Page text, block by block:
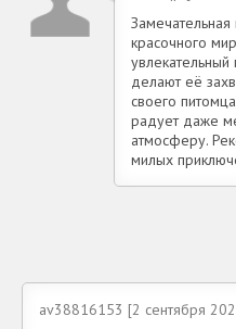
красочного
делают её
своего
радует даже
атмосферу.
милых
av38816153 [2 сентября